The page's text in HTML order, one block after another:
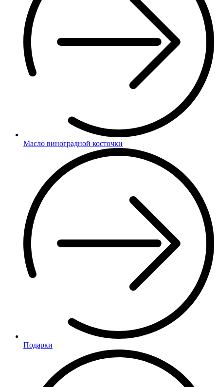
Масло виноградной косточки
Подарки